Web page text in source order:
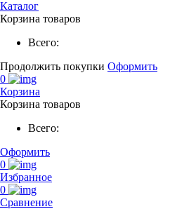
Каталог
Корзина товаров
Всего:
Продолжить покупки Оформить
0
Корзина
Корзина товаров
Всего:
Оформить
0
Избранное
0
Сравнение